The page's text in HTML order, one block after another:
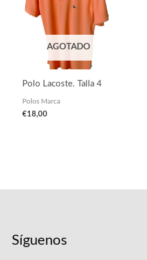
AGOTADO
Polo Lacoste. Talla 4
Polos Marca
€18,00
Síguenos